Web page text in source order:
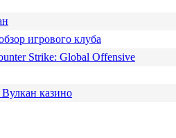
игрового клуба
Strike: Global Offensive
казино